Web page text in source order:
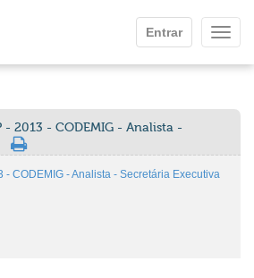
Entrar
- 2013 - CODEMIG - Analista -
- CODEMIG - Analista - Secretária Executiva